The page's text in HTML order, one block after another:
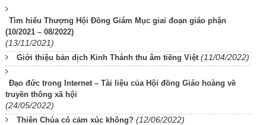
Tìm hiểu Thượng Hội Đồng Giám Mục giai đoạn giáo phận
(10/2021 – 08/2022)
(13/11/2021)
Giới thiệu bản dịch Kinh Thánh thu âm tiếng Việt (11/04/2022)
Đạo đức trong Internet – Tài liệu của Hội đồng Giáo hoàng về
truyền thông xã hội
(24/05/2022)
Thiên Chúa có cảm xúc không? (12/06/2022)